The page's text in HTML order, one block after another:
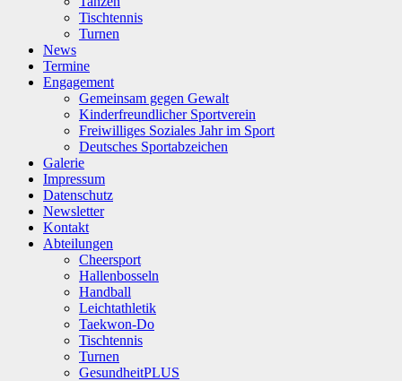
Tischtennis
Turnen
News
Termine
Engagement
Gemeinsam gegen Gewalt
Kinderfreundlicher Sportverein
Freiwilliges Soziales Jahr im Sport
Deutsches Sportabzeichen
Galerie
Impressum
Datenschutz
Newsletter
Kontakt
Abteilungen
Cheersport
Hallenbosseln
Handball
Leichtathletik
Taekwon-Do
Tischtennis
Turnen
GesundheitPLUS